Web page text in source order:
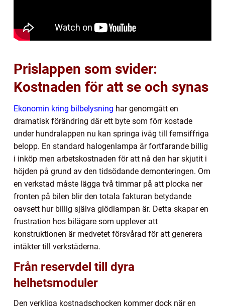
Prislappen som svider:
Kostnaden för att se och synas
Ekonomin kring bilbelysning har genomgått en
dramatisk förändring där ett byte som förr kostade
under hundralappen nu kan springa iväg till femsiffriga
belopp. En standard halogenlampa är fortfarande billig
i inköp men arbetskostnaden för att nå den har skjutit i
höjden på grund av den tidsödande demonteringen. Om
en verkstad måste lägga två timmar på att plocka ner
fronten på bilen blir den totala fakturan betydande
oavsett hur billig själva glödlampan är. Detta skapar en
frustration hos bilägare som upplever att
konstruktionen är medvetet försvårad för att generera
intäkter till verkstäderna.
Från reservdel till dyra
helhetsmoduler
Den verkliga kostnadschocken kommer dock när en